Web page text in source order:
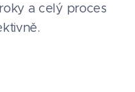
a celý proces